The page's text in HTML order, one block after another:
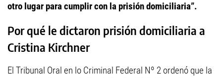
otro lugar para cumplir con la prisión domiciliaria”.
Por qué le dictaron prisión domiciliaria a
Cristina Kirchner
El Tribunal Oral en lo Criminal Federal Nº 2 ordenó que la